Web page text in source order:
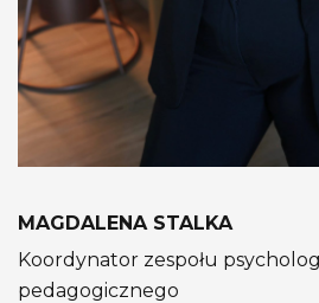
MAGDALENA STALKA
Koordynator zespołu
pedagogicznego